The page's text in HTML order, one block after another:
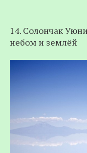
14. Солончак
небом и землёй